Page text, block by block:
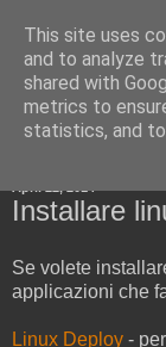
Cold
Installare
Se volete
applicazioni che
Linux Deploy -
This site uses
and to analyze
shared with
metrics to
statistics, and